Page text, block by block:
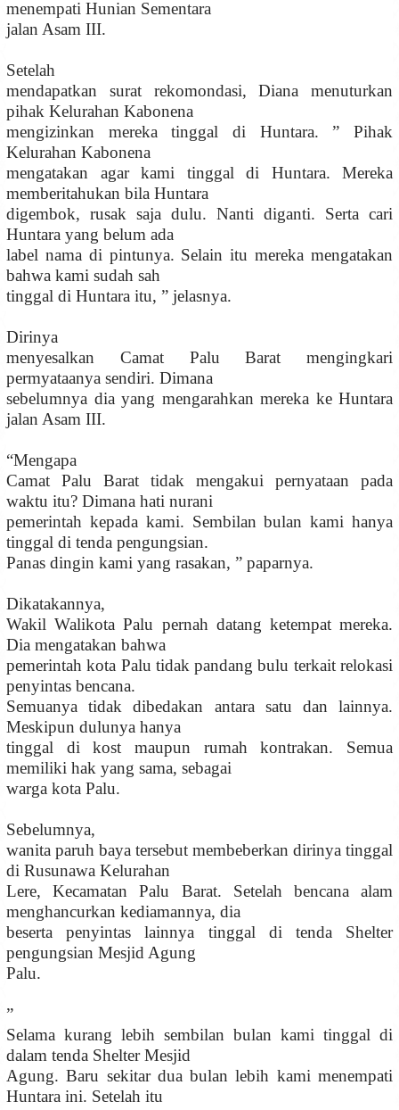
menempati Hunian Sementara
jalan Asam III.
Setelah
mendapatkan surat rekomondasi, Diana menuturkan
pihak Kelurahan Kabonena
mengizinkan mereka tinggal di Huntara. ” Pihak
Kelurahan Kabonena
mengatakan agar kami tinggal di Huntara. Mereka
memberitahukan bila Huntara
digembok, rusak saja dulu. Nanti diganti. Serta cari
Huntara yang belum ada
label nama di pintunya. Selain itu mereka mengatakan
bahwa kami sudah sah
tinggal di Huntara itu, ” jelasnya.
Dirinya
menyesalkan Camat Palu Barat mengingkari
permyataanya sendiri. Dimana
sebelumnya dia yang mengarahkan mereka ke Huntara
jalan Asam III.
“Mengapa
Camat Palu Barat tidak mengakui pernyataan pada
waktu itu? Dimana hati nurani
pemerintah kepada kami. Sembilan bulan kami hanya
tinggal di tenda pengungsian.
Panas dingin kami yang rasakan, ” paparnya.
Dikatakannya,
Wakil Walikota Palu pernah datang ketempat mereka.
Dia mengatakan bahwa
pemerintah kota Palu tidak pandang bulu terkait relokasi
penyintas bencana.
Semuanya tidak dibedakan antara satu dan lainnya.
Meskipun dulunya hanya
tinggal di kost maupun rumah kontrakan. Semua
memiliki hak yang sama, sebagai
warga kota Palu.
Sebelumnya,
wanita paruh baya tersebut membeberkan dirinya tinggal
di Rusunawa Kelurahan
Lere, Kecamatan Palu Barat. Setelah bencana alam
menghancurkan kediamannya, dia
beserta penyintas lainnya tinggal di tenda Shelter
pengungsian Mesjid Agung
Palu.
”
Selama kurang lebih sembilan bulan kami tinggal di
dalam tenda Shelter Mesjid
Agung. Baru sekitar dua bulan lebih kami menempati
Huntara ini. Setelah itu